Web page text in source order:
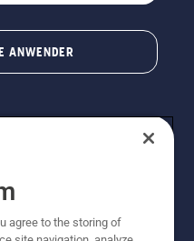
ANWENDER
agree to the storing of